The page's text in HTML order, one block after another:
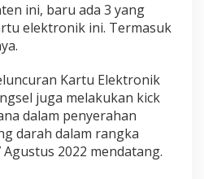
ini, baru ada 3 yang
elektronik ini. Termasuk
Kartu Elektronik
juga melakukan kick
dalam penyerahan
darah dalam rangka
2022 mendatang.